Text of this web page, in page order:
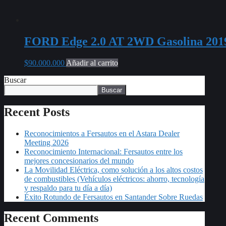
FORD Edge 2.0 AT 2WD Gasolina
$90.000.000 Añadir al carrito
Buscar
Buscar
Recent Posts
Reconocimientos a Fersautos en el Astara Dealer
Meeting 2026
Reconocimiento Internacional: Fersautos entre los
mejores concesionarios del mundo
La Movilidad Eléctrica, como solución a los altos costos
de combustibles (Vehículos eléctricos: ahorro, tecnología
y respaldo para tu día a día)
Éxito Rotundo de Fersautos en Santander Sobre Ruedas
Recent Comments